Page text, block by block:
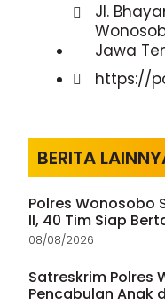
Jl.
Jawa
https://
BERITA
Polres Wonosobo
II, 40 Tim Siap
08/08/2026
Satreskrim Polres
Pencabulan Anak